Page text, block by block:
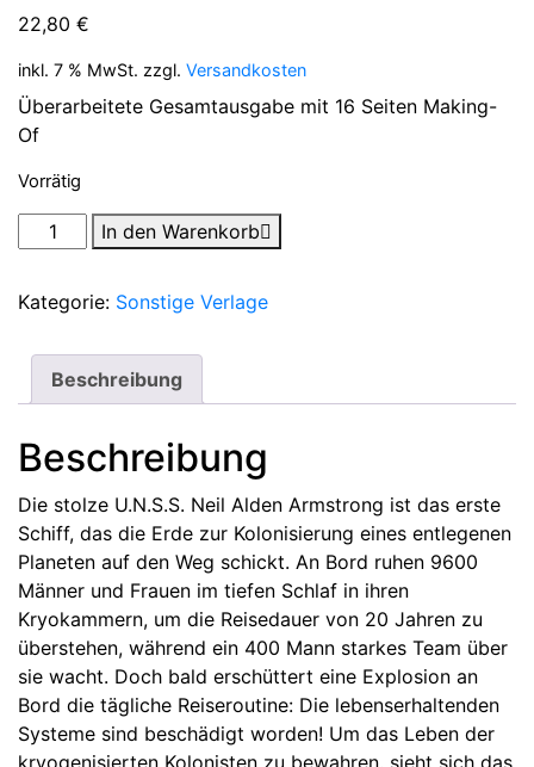
22,80 €
inkl. 7 % MwSt. zzgl. Versandkosten
Überarbeitete Gesamtausgabe mit 16 Seiten Making-
Of
Vorrätig
Cryozone
Menge
In den Warenkorb
Kategorie: Sonstige Verlage
Beschreibung
Beschreibung
Die stolze U.N.S.S. Neil Alden Armstrong ist das erste
Schiff, das die Erde zur Kolonisierung eines entlegenen
Planeten auf den Weg schickt. An Bord ruhen 9600
Männer und Frauen im tiefen Schlaf in ihren
Kryokammern, um die Reisedauer von 20 Jahren zu
überstehen, während ein 400 Mann starkes Team über
sie wacht. Doch bald erschüttert eine Explosion an
Bord die tägliche Reiseroutine: Die lebenserhaltenden
Systeme sind beschädigt worden! Um das Leben der
kryogenisierten Kolonisten zu bewahren, sieht sich das